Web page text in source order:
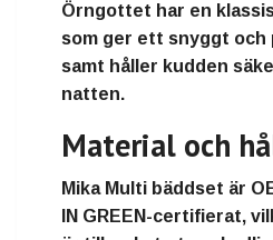
Örngottet har en
som ger ett snyggt
samt håller kudden
natten.
Material och
Mika Multi bäddset är
IN GREEN-certifierat,